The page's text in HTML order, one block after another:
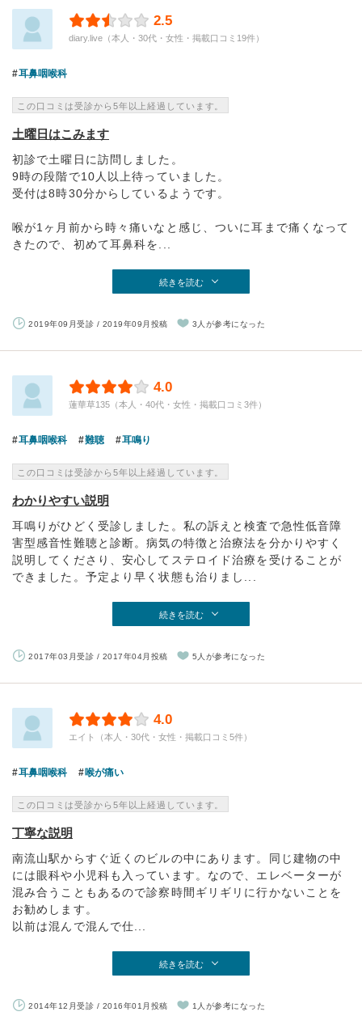
2.5
diary.live（本人・30代・女性・掲載口コミ19件）
耳鼻咽喉科
この口コミは受診から5年以上経過しています。
土曜日はこみます
初診で土曜日に訪問しました。
9時の段階で10人以上待っていました。
受付は8時30分からしているようです。
喉が1ヶ月前から時々痛いなと感じ、ついに耳まで痛くなって
きたので、初めて耳鼻科を...
続きを読む
2019年09月受診 / 2019年09月投稿 3人が参考になった
4.0
蓮華草135（本人・40代・女性・掲載口コミ3件）
耳鼻咽喉科 難聴 耳鳴り
この口コミは受診から5年以上経過しています。
わかりやすい説明
耳鳴りがひどく受診しました。私の訴えと検査で急性低音障
害型感音性難聴と診断。病気の特徴と治療法を分かりやすく
説明してくださり、安心してステロイド治療を受けることが
できました。予定より早く状態も治りまし...
続きを読む
2017年03月受診 / 2017年04月投稿 5人が参考になった
4.0
エイト（本人・30代・女性・掲載口コミ5件）
耳鼻咽喉科 喉が痛い
この口コミは受診から5年以上経過しています。
丁寧な説明
南流山駅からすぐ近くのビルの中にあります。同じ建物の中
には眼科や小児科も入っています。なので、エレベーターが
混み合うこともあるので診察時間ギリギリに行かないことを
お勧めします。
以前は混んで混んで仕...
続きを読む
2014年12月受診 / 2016年01月投稿 1人が参考になった